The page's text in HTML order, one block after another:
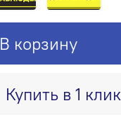
В корзину
Купить в 1 клик